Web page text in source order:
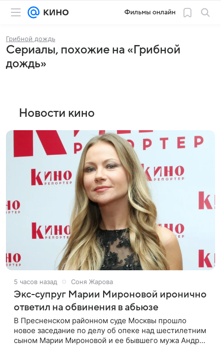
Фильмы онлайн
Грибной дождь
Сериалы, похожие на «Грибной
дождь»
Новости кино
5 часов назад Соня Жарова
Экс-супруг Марии Мироновой иронично
ответил на обвинения в абьюзе
В Пресненском районном суде Москвы прошло
новое заседание по делу об опеке над шестилетним
сыном Марии Мироновой и ее бывшего мужа Андрея